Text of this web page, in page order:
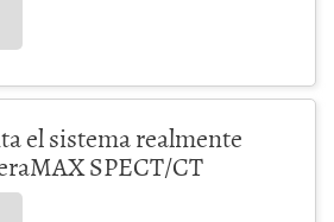
el sistema realmente
SPECT/CT